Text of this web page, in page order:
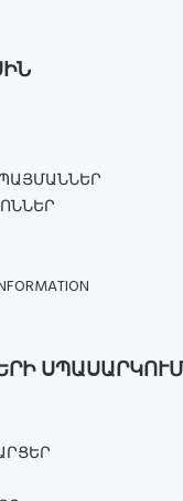
ՍՊԱՍԱՐԿՈՒՄ